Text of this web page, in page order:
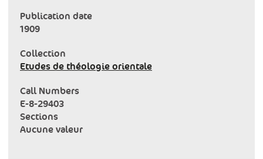
Publication date
1909
Collection
Etudes de théologie orientale
Call Numbers
E-8-29403
Sections
Aucune valeur